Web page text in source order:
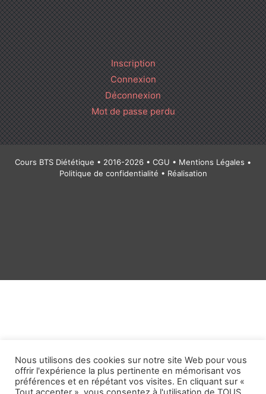
Inscription
Connexion
Déconnexion
Mot de passe perdu
Cours BTS Diététique • 2016-2026 • CGU • Mentions Légales •
Politique de confidentialité • Réalisation
Nous utilisons des cookies sur notre site Web pour vous
offrir l'expérience la plus pertinente en mémorisant vos
préférences et en répétant vos visites. En cliquant sur «